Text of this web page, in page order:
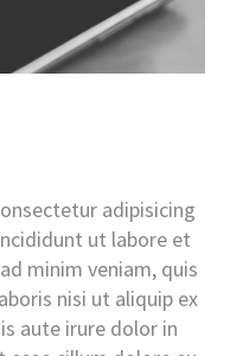
adipisicing
ut labore et
minim veniam, quis
nisi ut aliquip ex
aute irure dolor in